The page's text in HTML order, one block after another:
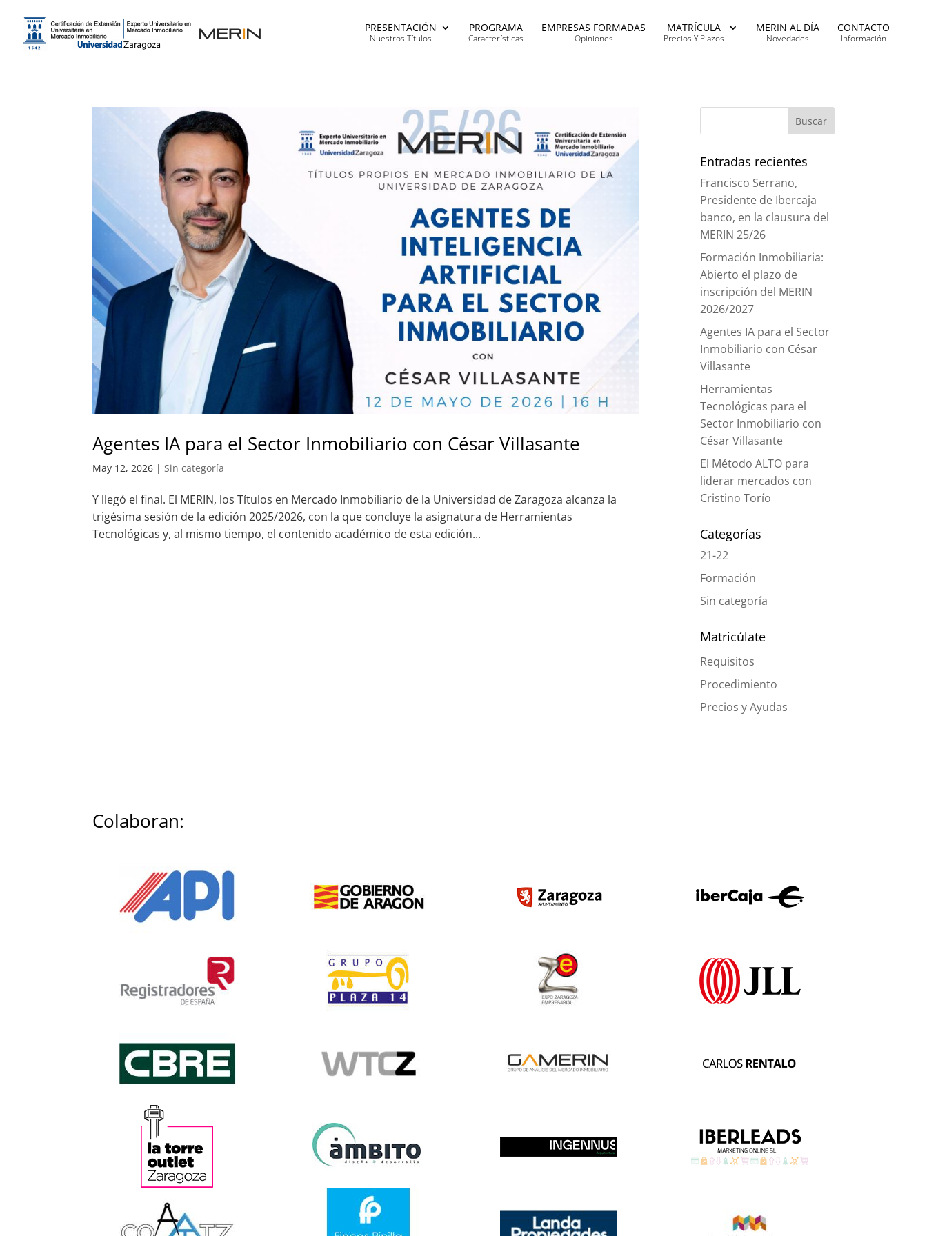
PRESENTACIÓN
Nuestros Títulos
PROGRAMA
Características
EMPRESAS FORMADAS
Opiniones
MATRÍCULA
Precios Y Plazos
MERIN AL DÍA
Novedades
CONTACTO
Información
Agentes IA para el Sector Inmobiliario con César Villasante
May 12, 2026 |Sin categoría
Y llegó el final. El MERIN, los Títulos en Mercado Inmobiliario de la Universidad de Zaragoza alcanza la
trigésima sesión de la edición 2025/2026, con la que concluye la asignatura de Herramientas
Tecnológicas y, al mismo tiempo, el contenido académico de esta edición...
Entradas recientes
Francisco Serrano,
Presidente de Ibercaja
banco, en la clausura del
MERIN 25/26
Formación Inmobiliaria:
Abierto el plazo de
inscripción del MERIN
2026/2027
Agentes IA para el Sector
Inmobiliario con César
Villasante
Herramientas
Tecnológicas para el
Sector Inmobiliario con
César Villasante
El Método ALTO para
liderar mercados con
Cristino Torío
Categorías
21-22
Formación
Sin categoría
Matricúlate
Requisitos
Procedimiento
Precios y Ayudas
Colaboran: